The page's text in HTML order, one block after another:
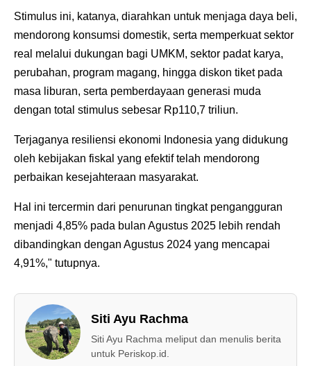
Stimulus ini, katanya, diarahkan untuk menjaga daya beli,
mendorong konsumsi domestik, serta memperkuat sektor
real melalui dukungan bagi UMKM, sektor padat karya,
perubahan, program magang, hingga diskon tiket pada
masa liburan, serta pemberdayaan generasi muda
dengan total stimulus sebesar Rp110,7 triliun.
Terjaganya resiliensi ekonomi Indonesia yang didukung
oleh kebijakan fiskal yang efektif telah mendorong
perbaikan kesejahteraan masyarakat.
Hal ini tercermin dari penurunan tingkat pengangguran
menjadi 4,85% pada bulan Agustus 2025 lebih rendah
dibandingkan dengan Agustus 2024 yang mencapai
4,91%," tutupnya.
Siti Ayu Rachma
Siti Ayu Rachma meliput dan menulis berita
untuk Periskop.id.